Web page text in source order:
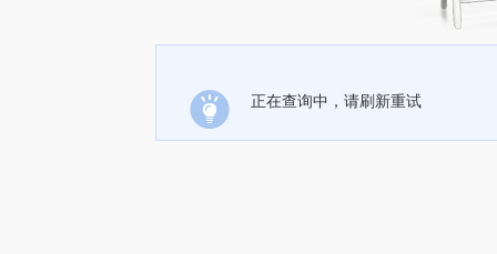
正在查询中，请刷新重试